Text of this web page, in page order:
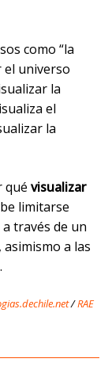
como “la
el universo
la
el
la
qué visualizar
limitarse
través de un
a las
/RAE